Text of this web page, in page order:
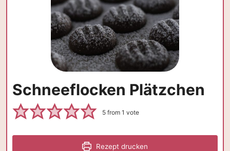
Schneeflocken Plätzchen
5 from 1 vote
Rezept drucken